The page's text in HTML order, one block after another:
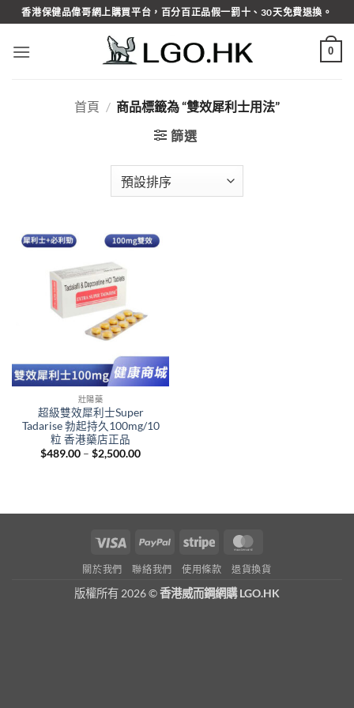
Skip
to
content
香港保健品偉哥網上購買平台，百分百正品假一罰十、30天免費退換。
0
首頁 / 商品標籤為 “雙效犀利士用法”
篩選
壯陽藥
超級雙效犀利士Super
Tadarise 勃起持久100mg/10
粒 香港藥店正品
$489.00 – $2,500.00Price
Visa PayPal Stripe
關於我們 聯絡我們 使用條款 退貨換貨
版權所有 2026 ©香港威而鋼網購 LGO.HK